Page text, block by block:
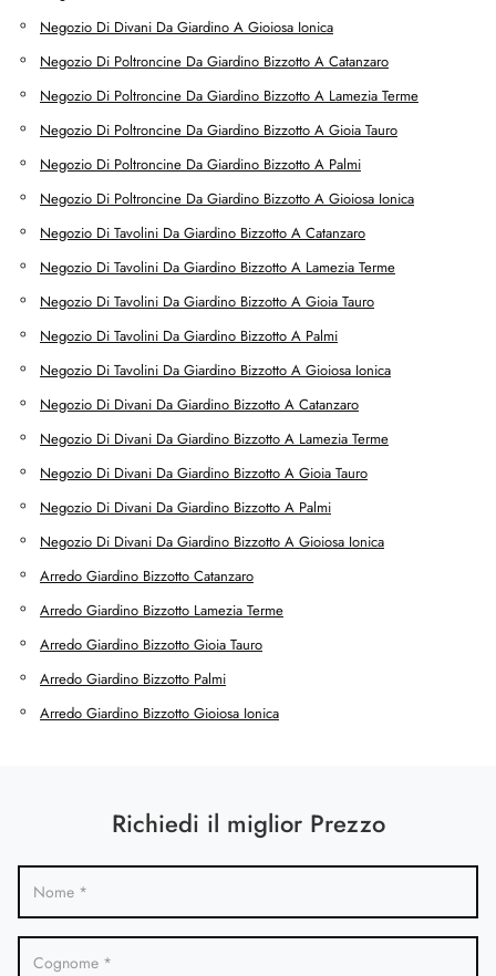
Negozio Di Divani Da Giardino A Gioiosa Ionica
Negozio Di Poltroncine Da Giardino Bizzotto A Catanzaro
Negozio Di Poltroncine Da Giardino Bizzotto A Lamezia Terme
Negozio Di Poltroncine Da Giardino Bizzotto A Gioia Tauro
Negozio Di Poltroncine Da Giardino Bizzotto A Palmi
Negozio Di Poltroncine Da Giardino Bizzotto A Gioiosa Ionica
Negozio Di Tavolini Da Giardino Bizzotto A Catanzaro
Negozio Di Tavolini Da Giardino Bizzotto A Lamezia Terme
Negozio Di Tavolini Da Giardino Bizzotto A Gioia Tauro
Negozio Di Tavolini Da Giardino Bizzotto A Palmi
Negozio Di Tavolini Da Giardino Bizzotto A Gioiosa Ionica
Negozio Di Divani Da Giardino Bizzotto A Catanzaro
Negozio Di Divani Da Giardino Bizzotto A Lamezia Terme
Negozio Di Divani Da Giardino Bizzotto A Gioia Tauro
Negozio Di Divani Da Giardino Bizzotto A Palmi
Negozio Di Divani Da Giardino Bizzotto A Gioiosa Ionica
Arredo Giardino Bizzotto Catanzaro
Arredo Giardino Bizzotto Lamezia Terme
Arredo Giardino Bizzotto Gioia Tauro
Arredo Giardino Bizzotto Palmi
Arredo Giardino Bizzotto Gioiosa Ionica
Richiedi il miglior Prezzo